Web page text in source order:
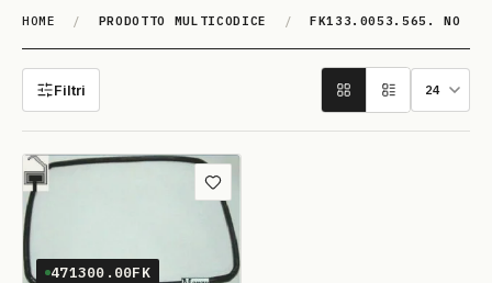
HOME / PRODOTTO MULTICODICE / FK133.0053.565. NO
FK133.0053.565. NO
Filtri
Aggiungi ai preferiti
471300.00FK